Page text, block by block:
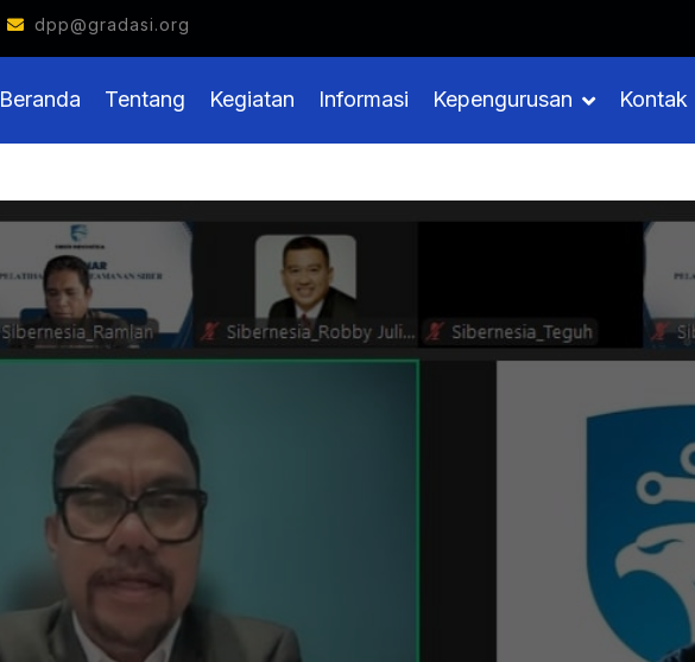
dpp@gradasi.org
Generasi Digital Indonesia
Beranda Tentang Kegiatan Informasi Kepengurusan Kontak